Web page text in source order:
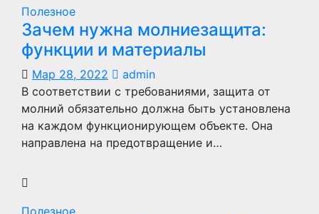
Полезное
Зачем нужна молниезащита:
функции и материалы
Мар 28, 2022
admin
В соответствии с требованиями, защита от
молний обязательно должна быть установлена
на каждом функционирующем объекте. Она
направлена на предотвращение и…
Полезное